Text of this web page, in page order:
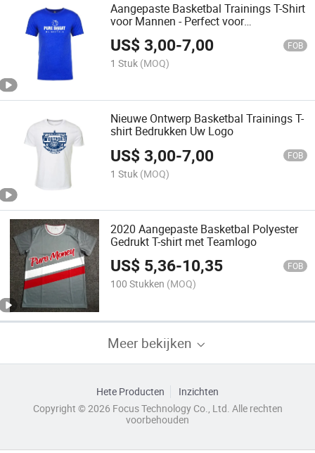
Aangepaste Basketbal Trainings T-Shirt
voor Mannen - Perfect voor
Schiettraining
US$3,00-7,00 FOB
1 Stuk (MOQ)
Nieuwe Ontwerp Basketbal Trainings T-
shirt Bedrukken Uw Logo
US$3,00-7,00 FOB
1 Stuk (MOQ)
2020 Aangepaste Basketbal Polyester
Gedrukt T-shirt met Teamlogo
US$ 5,36-10,35 FOB
100 Stukken (MOQ)
Meer bekijken
Hete Producten
Inzichten
Copyright © 2026 Focus Technology Co., Ltd. Alle rechten
voorbehouden